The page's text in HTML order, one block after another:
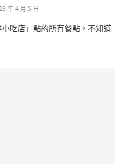
年 4 月 5 日
吃店」點的所有餐點，不知道